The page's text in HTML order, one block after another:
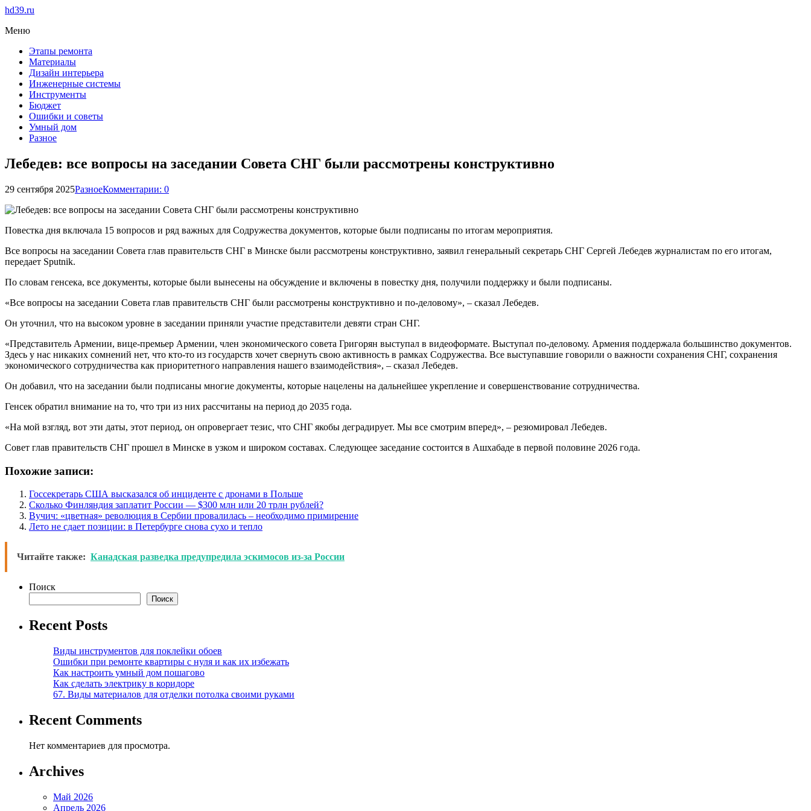
hd39.ru
Меню
Этапы ремонта
Материалы
Дизайн интерьера
Инженерные системы
Инструменты
Бюджет
Ошибки и советы
Умный дом
Разное
Лебедев: все вопросы на заседании Совета СНГ были рассмотрены конструктивно
29 сентября 2025РазноеКомментарии: 0
Повестка дня включала 15 вопросов и ряд важных для Содружества документов, которые были подписаны по итогам мероприятия.
Все вопросы на заседании Совета глав правительств СНГ в Минске были рассмотрены конструктивно, заявил генеральный секретарь СНГ Сергей Лебедев журналистам по его итогам,
передает Sputnik.
По словам генсека, все документы, которые были вынесены на обсуждение и включены в повестку дня, получили поддержку и были подписаны.
«Все вопросы на заседании Совета глав правительств СНГ были рассмотрены конструктивно и по-деловому», – сказал Лебедев.
Он уточнил, что на высоком уровне в заседании приняли участие представители девяти стран СНГ.
«Представитель Армении, вице-премьер Армении, член экономического совета Григорян выступал в видеоформате. Выступал по-деловому. Армения поддержала большинство документов.
Здесь у нас никаких сомнений нет, что кто-то из государств хочет свернуть свою активность в рамках Содружества. Все выступавшие говорили о важности сохранения СНГ, сохранения
экономического сотрудничества как приоритетного направления нашего взаимодействия», – сказал Лебедев.
Он добавил, что на заседании были подписаны многие документы, которые нацелены на дальнейшее укрепление и совершенствование сотрудничества.
Генсек обратил внимание на то, что три из них рассчитаны на период до 2035 года.
«На мой взгляд, вот эти даты, этот период, он опровергает тезис, что СНГ якобы деградирует. Мы все смотрим вперед», – резюмировал Лебедев.
Совет глав правительств СНГ прошел в Минске в узком и широком составах. Следующее заседание состоится в Ашхабаде в первой половине 2026 года.
Похожие записи:
Госсекретарь США высказался об инциденте с дронами в Польше
Сколько Финляндия заплатит России — $300 млн или 20 трлн рублей?
Вучич: «цветная» революция в Сербии провалилась – необходимо примирение
Лето не сдает позиции: в Петербурге снова сухо и тепло
Читайте также: Канадская разведка предупредила эскимосов из-за России
Поиск
Поиск
Recent Posts
Виды инструментов для поклейки обоев
Ошибки при ремонте квартиры с нуля и как их избежать
Как настроить умный дом пошагово
Как сделать электрику в коридоре
67. Виды материалов для отделки потолка своими руками
Recent Comments
Нет комментариев для просмотра.
Archives
Май 2026
Апрель 2026